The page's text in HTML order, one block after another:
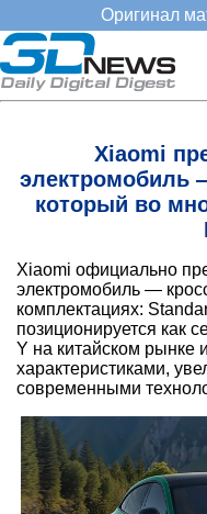
Оригинал
Xiaomi
электромобиль
который во
Xiaomi официально
электромобиль —
комплектациях:
позиционируется как
Y на китайском рынке
характеристиками,
современными